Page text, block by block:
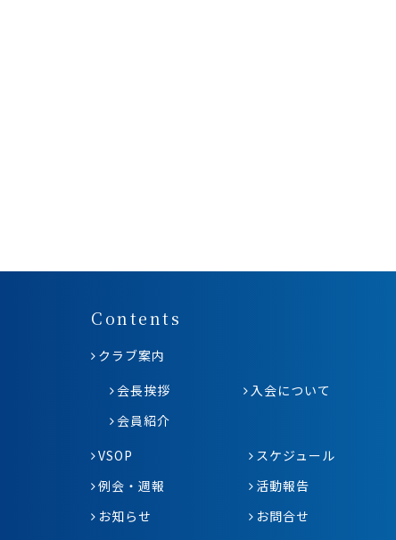
Contents
クラブ案内
会長挨拶
入会について
会員紹介
VSOP
スケジュール
例会・週報
活動報告
お知らせ
お問合せ